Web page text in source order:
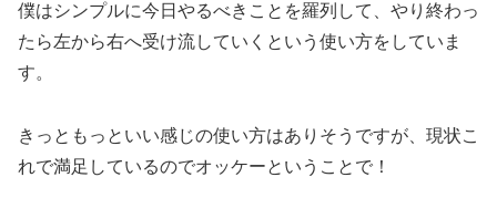
僕はシンプルに今日やるべきことを羅列して、やり終わっ
たら左から右へ受け流していくという使い方をしていま
す。
きっともっといい感じの使い方はありそうですが、現状こ
れで満足しているのでオッケーということで！